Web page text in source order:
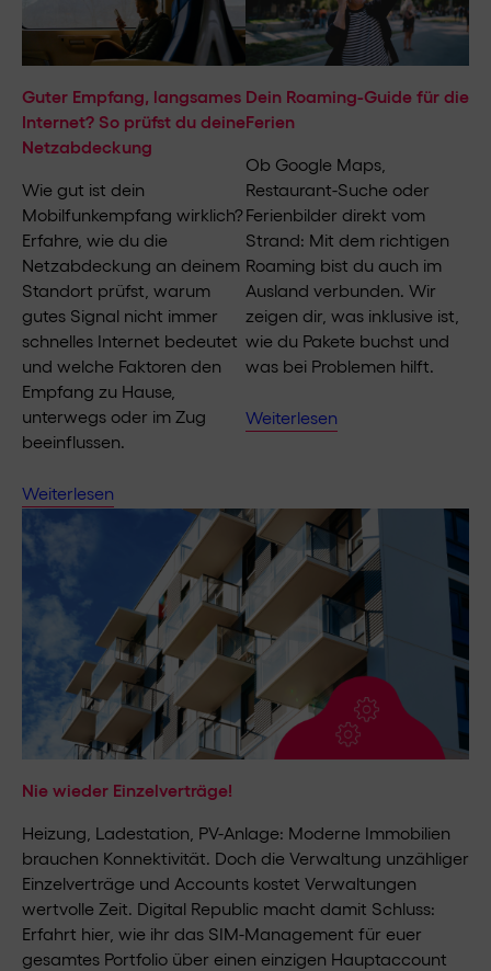
Guter Empfang, langsames
Internet? So prüfst du deine
Netzabdeckung
Wie gut ist dein
Mobilfunkempfang wirklich?
Erfahre, wie du die
Netzabdeckung an deinem
Standort prüfst, warum
gutes Signal nicht immer
schnelles Internet bedeutet
und welche Faktoren den
Empfang zu Hause,
unterwegs oder im Zug
beeinflussen.
Weiterlesen
Dein Roaming-Guide für die
Ferien
Ob Google Maps,
Restaurant-Suche oder
Ferienbilder direkt vom
Strand: Mit dem richtigen
Roaming bist du auch im
Ausland verbunden. Wir
zeigen dir, was inklusive ist,
wie du Pakete buchst und
was bei Problemen hilft.
Weiterlesen
Nie wieder Einzelverträge!
Heizung, Ladestation, PV-Anlage: Moderne Immobilien
brauchen Konnektivität. Doch die Verwaltung unzähliger
Einzelverträge und Accounts kostet Verwaltungen
wertvolle Zeit. Digital Republic macht damit Schluss:
Erfahrt hier, wie ihr das SIM-Management für euer
gesamtes Portfolio über einen einzigen Hauptaccount